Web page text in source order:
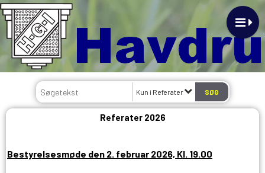
Kun i Referater
Referater 2026
Bestyrelsesmøde den 2. februar 2026, Kl. 19.00